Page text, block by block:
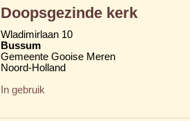
Doopsgezinde kerk
Wladimirlaan 10
Bussum
Gemeente Gooise Meren
Noord-Holland
In gebruik